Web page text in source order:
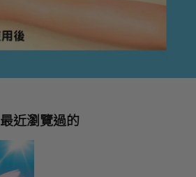
最近瀏覽過的